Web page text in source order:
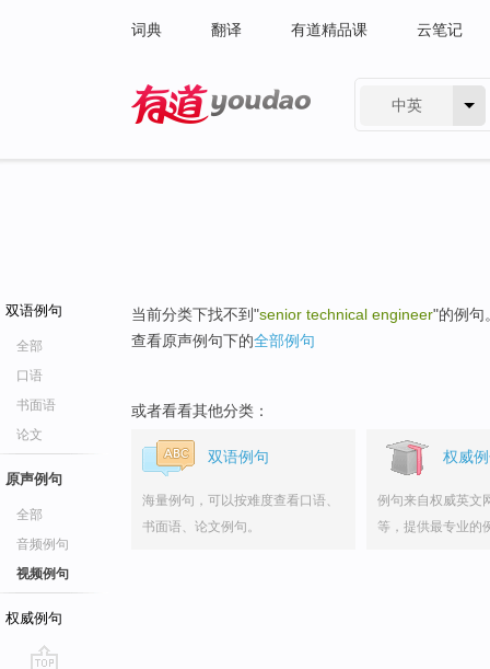
词典 翻译 有道精品课 云笔记
中英
双语例句
全部
口语
书面语
论文
原声例句
全部
音频例句
视频例句
权威例句
当前分类下找不到"senior technical engineer"的例句
查看原声例句下的全部例句
或者看看其他分类：
双语例句
海量例句，可以按难度查看口语、
书面语、论文例句。
权威
例句来自权威英文
等，提供最专业的